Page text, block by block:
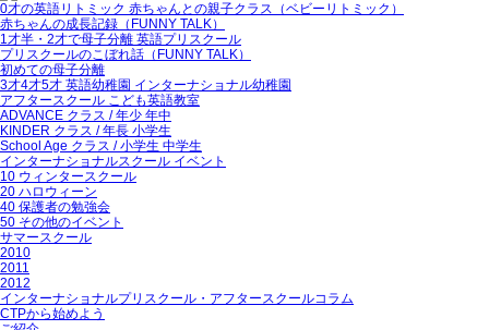
0才の英語リトミック 赤ちゃんとの親子クラス（ベビーリトミック）
赤ちゃんの成長記録（FUNNY TALK）
1才半・2才で母子分離 英語プリスクール
プリスクールのこぼれ話（FUNNY TALK）
初めての母子分離
3才4才5才 英語幼稚園 インターナショナル幼稚園
アフタースクール こども英語教室
ADVANCE クラス / 年少 年中
KINDER クラス / 年長 小学生
School Age クラス / 小学生 中学生
インターナショナルスクール イベント
10 ウィンタースクール
20 ハロウィーン
40 保護者の勉強会
50 その他のイベント
サマースクール
2010
2011
2012
インターナショナルプリスクール・アフタースクールコラム
CTPから始めよう